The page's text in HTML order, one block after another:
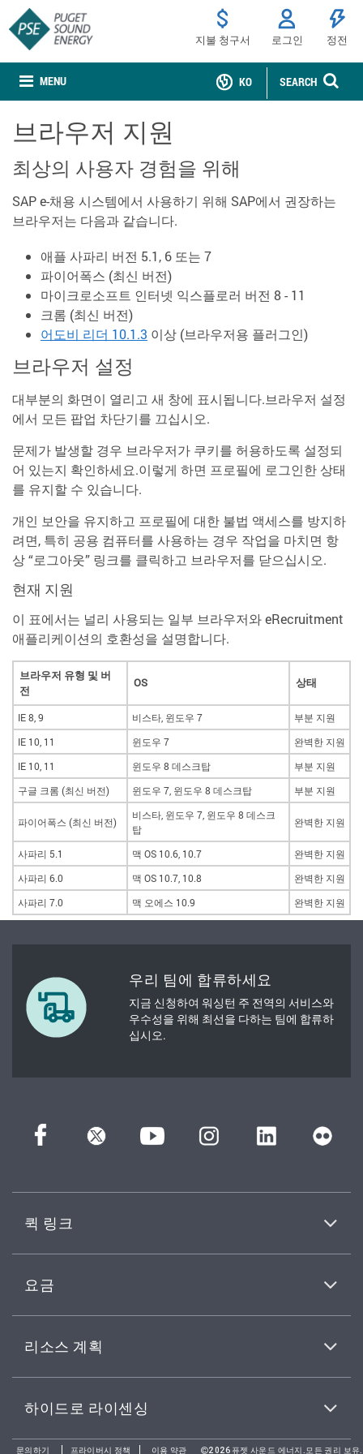
MENU
지불 청구서 로그인 정전
SEARCH
KO
브라우저 지원
최상의 사용자 경험을 위해
SAP e-채용 시스템에서 사용하기 위해 SAP에서 권장하는
브라우저는 다음과 같습니다.
애플 사파리 버전 5.1, 6 또는 7
파이어폭스 (최신 버전)
마이크로소프트 인터넷 익스플로러 버전 8 - 11
크롬 (최신 버전)
어도비 리더 10.1.3 이상 (브라우저용 플러그인)
브라우저 설정
대부분의 화면이 열리고 새 창에 표시됩니다.브라우저 설정
에서 모든 팝업 차단기를 끄십시오.
문제가 발생할 경우 브라우저가 쿠키를 허용하도록 설정되
어 있는지 확인하세요.이렇게 하면 프로필에 로그인한 상태
를 유지할 수 있습니다.
개인 보안을 유지하고 프로필에 대한 불법 액세스를 방지하
려면, 특히 공용 컴퓨터를 사용하는 경우 작업을 마치면 항
상 “로그아웃” 링크를 클릭하고 브라우저를 닫으십시오.
현재 지원
이 표에서는 널리 사용되는 일부 브라우저와 eRecruitment
애플리케이션의 호환성을 설명합니다.
브라우저 유형 및 버
전
OS 상태
IE 8, 9 비스타, 윈도우 7
부분 지원
IE 10, 11
윈도우 7
완벽한 지원
IE 10, 11
윈도우 8 데스크탑
부분 지원
구글 크롬 (최신 버전)
윈도우 7, 윈도우 8 데스크탑 부분 지원
파이어폭스 (최신 버전)
비스타, 윈도우 7, 윈도우 8 데스크
탑
완벽한 지원
사파리 5.1 맥 OS 10.6, 10.7
완벽한 지원
사파리 6.0
맥 OS 10.7, 10.8
완벽한 지원
사파리 7.0
맥 오에스 10.9 완벽한 지원
우리 팀에 합류하세요
지금 신청하여 워싱턴 주 전역의 서비스와
우수성을 위해 최선을 다하는 팀에 합류하
십시오.
퀵 링크
요금
리소스 계획
하이드로 라이센싱
문의하기 프라이버시 정책 이용 약관 2026퓨젯 사운드 에너지.모든 권리 보유.